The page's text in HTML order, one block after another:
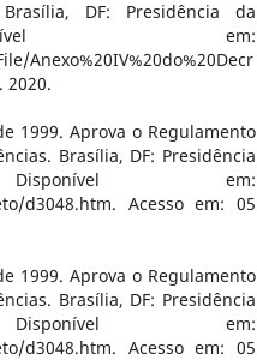
DF: Presidência da
em:
Anexo%20IV%20do%20Decr
2020.
1999. Aprova o Regulamento
Brasília, DF: Presidência
em:
d3048.htm. Acesso em: 05
1999. Aprova o Regulamento
Brasília, DF: Presidência
em:
d3048.htm. Acesso em: 05